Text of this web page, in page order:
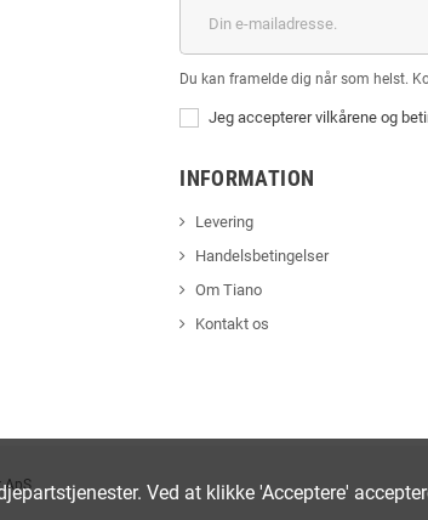
Du kan framelde dig når som helst.
Jeg accepterer vilkårene og
INFORMATION
Levering
Handelsbetingelser
Om Tiano
Kontakt os
ApS
Ved at klikke 'Acceptere'